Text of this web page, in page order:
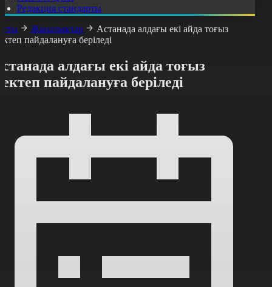
Редакция стандарты
Жаңалықтар
Астанада алдағы екі айда тоғыз
пайдалануға беріледі
алдағы екі айда тоғыз
пайдалануға беріледі